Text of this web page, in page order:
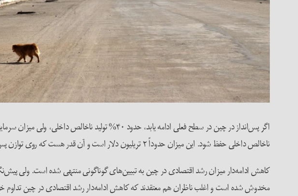
ناخالص داخلی حفظ شود. این میزان حدوداً ۲ تریلیون دلار است و آن قدر هست که روی توازن پس‌انداز و سرمایه‌گذاری در اقتصاد جهان اثر بگذارد.
کاهش ادامه‌دار میزان رشد اقتصادی در چین به تبیین‌های گوناگونی منتهی شده است. ولی